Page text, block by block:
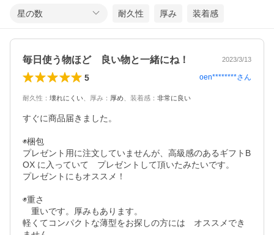
星の数 耐久性 厚み 装着感
毎日使う物ほど 良い物と一緒にね！ 2023/3/13
5 oen********さん
耐久性 ： 壊れにくい 厚み ： 厚め 装着感 ： 非常に良い
すぐに商品届きました。
◉梱包
プレゼント用に注文していませんが、高級感のあるギフトB
OX に入っていて　プレゼントして頂いたみたいです。
プレゼントにもオススメ！
◉重さ
重いです。厚みもあります。
軽くてコンパクトな薄型をお探しの方には　オススメでき